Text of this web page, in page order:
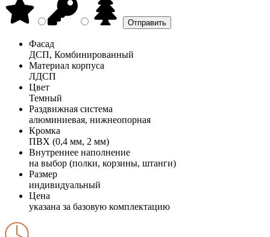
Фасад
ДСП, Комбинированный
Материал корпуса
ЛДСП
Цвет
Темный
Раздвижная система
алюминиевая, нижнеопорная
Кромка
ПВХ (0,4 мм, 2 мм)
Внутреннее наполнение
на выбор (полки, корзины, штанги)
Размер
индивидуальный
Цена
указана за базовую комплектацию